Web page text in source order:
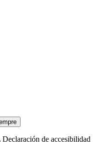
Declaración de accesibilidad